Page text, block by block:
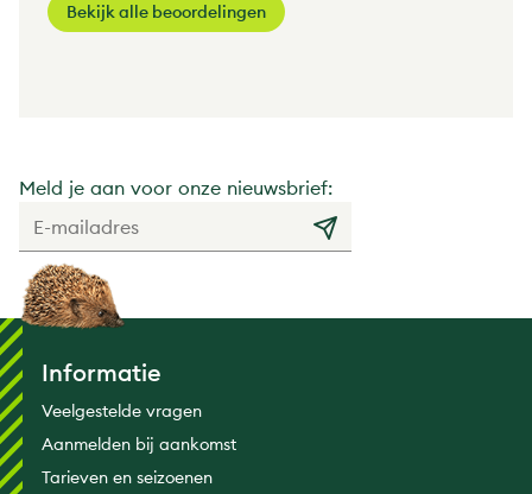
Bekijk alle beoordelingen
Meld je aan voor onze nieuwsbrief:
Informatie
Veelgestelde vragen
Aanmelden bij aankomst
Tarieven en seizoenen